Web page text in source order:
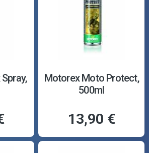
Motorex Moto Protect,
500ml
13,90 €